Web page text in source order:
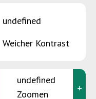
Aktionen für ein
undefined
Weicher Kontrast
undefined
Zoomen
+